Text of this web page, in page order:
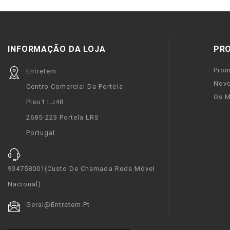
INFORMAÇÃO DA LOJA
Entretem
Centro Comercial Da Portela
Piso1 LJ48
2685-223 Portela LRS
Portugal
934758001(custo De Chamada Rede Móvel
Nacional)
Geral@entretem.pt
Os